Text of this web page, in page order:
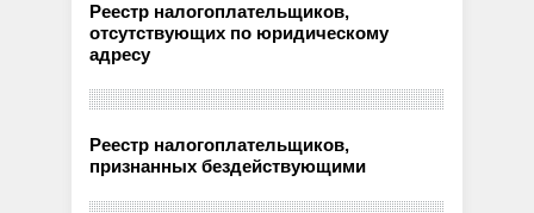
Реестр налогоплательщиков,
отсутствующих по юридическому
адресу
Реестр налогоплательщиков,
признанных бездействующими